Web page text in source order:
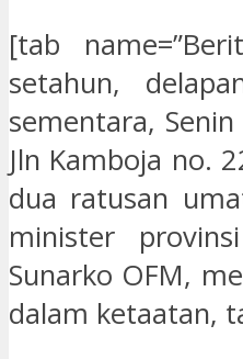
[tab
setahun,
sementara,
Jln Kamboja no.
dua ratusan
minister
Sunarko OFM,
dalam ketaatan,